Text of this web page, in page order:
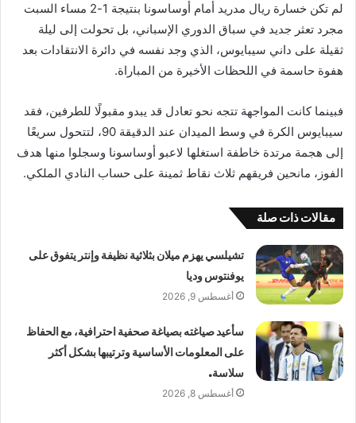
لم تكن خسارة ريال مدريد أمام أوساسونا بنتيجة 1-2 مساء السبت
مجرد تعثر جديد في سباق الدوري الإسباني، بل تحولت إلى ليلة
ثقيلة على داني سيبايوس، الذي وجد نفسه في دائرة الانتقادات بعد
هفوة حاسمة في اللحظات الأخيرة من المباراة.
فبينما كانت المواجهة تتجه نحو تعادل قد يبدو مقبولًا للطرفين، فقد
سيبايوس الكرة في وسط الميدان عند الدقيقة 90، لتتحول سريعًا
إلى هجمة مرتدة خاطفة استغلها لاعبو أوساسونا وسجلوا منها هدف
الفوز، مانحين فريقهم ثلاث نقاط ثمينة على حساب النادي الملكي.
مقالات ذات صلة
تشيلسي يهزم ميلان بثلاثية نظيفة وإنتر يتفوق على
يوفنتوس وديا
أغسطس 9, 2026
سأعيد صياغته بصياغة صحفية احترافية، مع الحفاظ
على المعلومات الأساسية وترتيبها بشكل أكثر
سلاسة.
أغسطس 8, 2026